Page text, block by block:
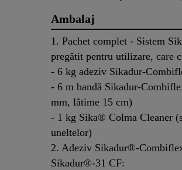
Ambalaj
1. Pachet complet - Sistem
pregătit pentru utilizare, care
- 6 kg adeziv Sikadur-
- 6 m bandă Sikadur-
mm, lătime 15 cm)
- 1 kg Sika® Colma Cleaner
uneltelor)
2. Adeziv Sikadur®-
Sikadur®-31 CF: